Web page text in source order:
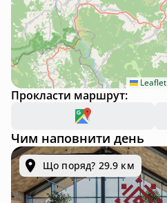
Leaflet
Прокласти маршрут:
Чим наповнити день
Що поряд? 29.9 км